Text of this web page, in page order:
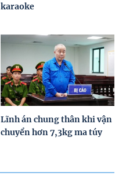
karaoke
Lĩnh án chung thân khi vận
chuyển hơn 7,3kg ma túy